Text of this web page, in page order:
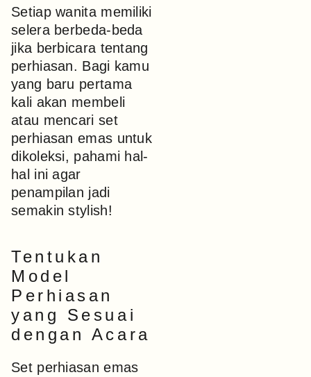
Setiap wanita memiliki
selera berbeda-beda
jika berbicara tentang
perhiasan. Bagi kamu
yang baru pertama
kali akan membeli
atau mencari set
perhiasan emas untuk
dikoleksi, pahami hal-
hal ini agar
penampilan jadi
semakin stylish!
Tentukan
Model
Perhiasan
yang Sesuai
dengan Acara
Set perhiasan emas